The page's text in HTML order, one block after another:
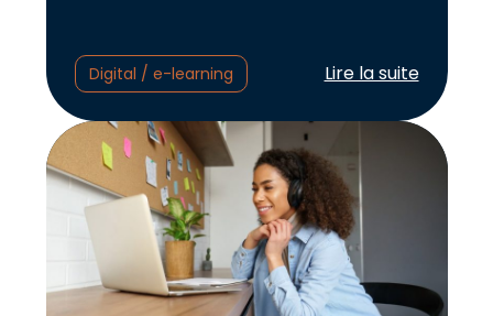
Digital / e-learning Lire l'article :
Lire la suite